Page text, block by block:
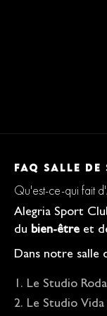
FAQ SALLE
Qu'est-ce-qui fait
Alegria Sport
du bien-être et
Dans notre salle
Le Studio Roda
Le Studio Vida